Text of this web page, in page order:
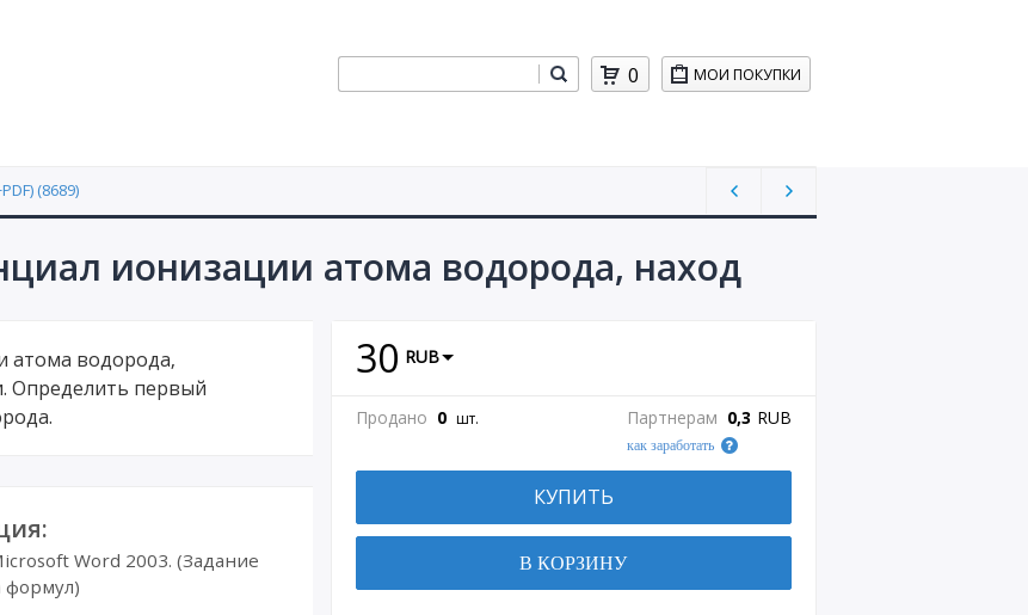
МОИ ПОКУПКИ
0
(8689)
ионизации атома водорода, наход
30 RUB
Продано 0 шт. Партнерам 0,3 RUB
как заработать
КУПИТЬ
В КОРЗИНУ
атома водорода,
Определить первый
Word 2003. (Задание
формул)